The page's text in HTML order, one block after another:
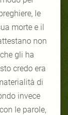
le
morte e il
non
gli ha
credo era
di
invece
le parole,